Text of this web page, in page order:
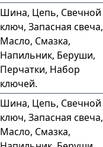
Шина, Цепь, Свечной
ключ, Запасная свеча,
Масло, Смазка,
Напильник, Беруши,
Перчатки, Набор
ключей.
Шина, Цепь, Свечной
ключ, Запасная свеча,
Масло, Смазка,